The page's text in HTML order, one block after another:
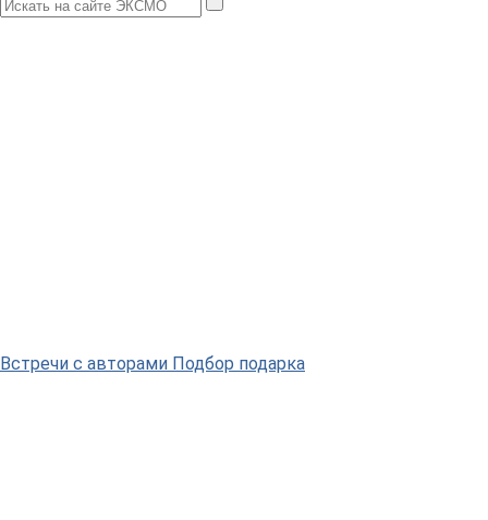
Встречи с авторами Подбор подарка